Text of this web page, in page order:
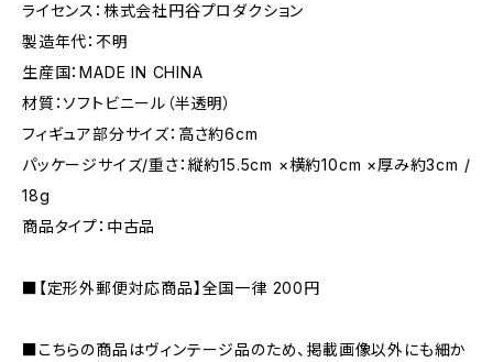
ライセンス：株式会社円谷プロダクション
製造年代：不明
生産国：MADE IN CHINA
材質：ソフトビニール（半透明）
フィギュア部分サイズ：高さ約6cm
パッケージサイズ/重さ：縦約15.5cm ×横約10cm ×厚み約3cm /
18g
商品タイプ：中古品
■【定形外郵便対応商品】全国一律 200円
■こちらの商品はヴィンテージ品のため、掲載画像以外にも細か